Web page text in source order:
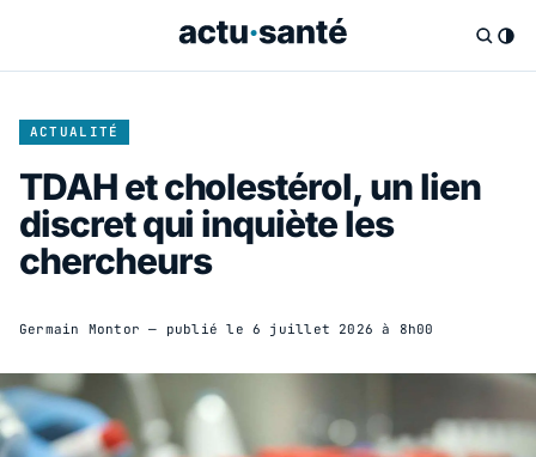
ACTUALITÉ
TDAH et cholestérol, un lien
discret qui inquiète les
chercheurs
Germain Montor — publié le 6 juillet 2026 à 8h00